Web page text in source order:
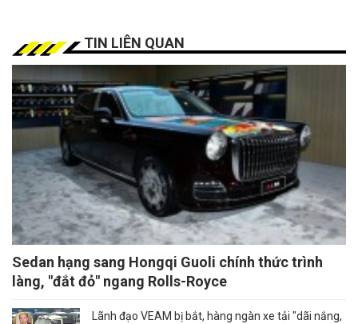
TIN LIÊN QUAN
Sedan hạng sang Hongqi Guoli chính thức trình
làng, "đắt đỏ" ngang Rolls-Royce
Lãnh đạo VEAM bị bắt, hàng ngàn xe tải "dãi nắng,